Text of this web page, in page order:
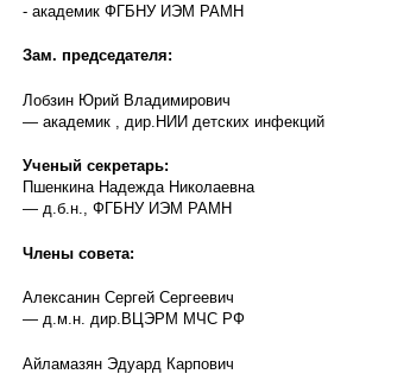
- академик ФГБНУ ИЭМ РАМН
Зам. председателя:
Лобзин Юрий Владимирович
— академик , дир.НИИ детских инфекций
Ученый секретарь:
Пшенкина Надежда Николаевна
— д.б.н., ФГБНУ ИЭМ РАМН
Члены совета:
Алексанин Сергей Сергеевич
— д.м.н. дир.ВЦЭРМ МЧС РФ
Айламазян Эдуард Карпович